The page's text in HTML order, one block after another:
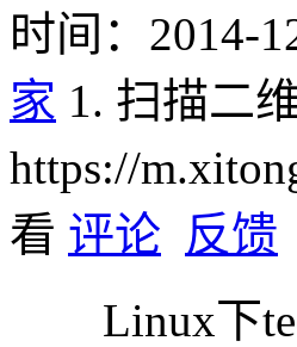
时间：2014-
家 1. 扫描二
https://
看 评论 反馈
Linux下tee